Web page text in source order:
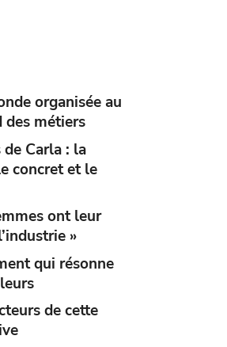
organisée au
des métiers
Carla : la
concret et le
ont leur
»
qui résonne
de cette